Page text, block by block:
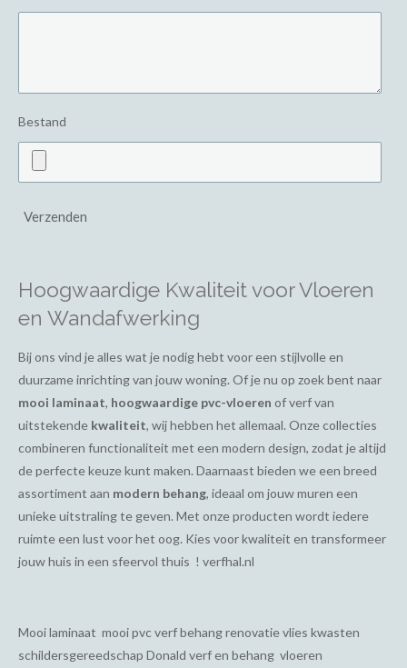
Bestand
Verzenden
Hoogwaardige Kwaliteit voor Vloeren
en Wandafwerking
Bij ons vind je alles wat je nodig hebt voor een stijlvolle en
duurzame inrichting van jouw woning. Of je nu op zoek bent naar
mooi laminaat, hoogwaardige pvc-vloeren of verf van
uitstekende kwaliteit, wij hebben het allemaal. Onze collecties
combineren functionaliteit met een modern design, zodat je altijd
de perfecte keuze kunt maken. Daarnaast bieden we een breed
assortiment aan modern behang, ideaal om jouw muren een
unieke uitstraling te geven. Met onze producten wordt iedere
ruimte een lust voor het oog. Kies voor kwaliteit en transformeer
jouw huis in een sfeervol thuis ! verfhal.nl
Mooi laminaat mooi pvc verf behang renovatie vlies kwasten
schildersgereedschap Donald verf en behang vloeren